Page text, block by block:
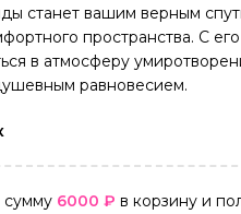
станет вашим верным
пространства. С
в атмосферу
равновесием.
сумму 6000 ₽ в корзину и